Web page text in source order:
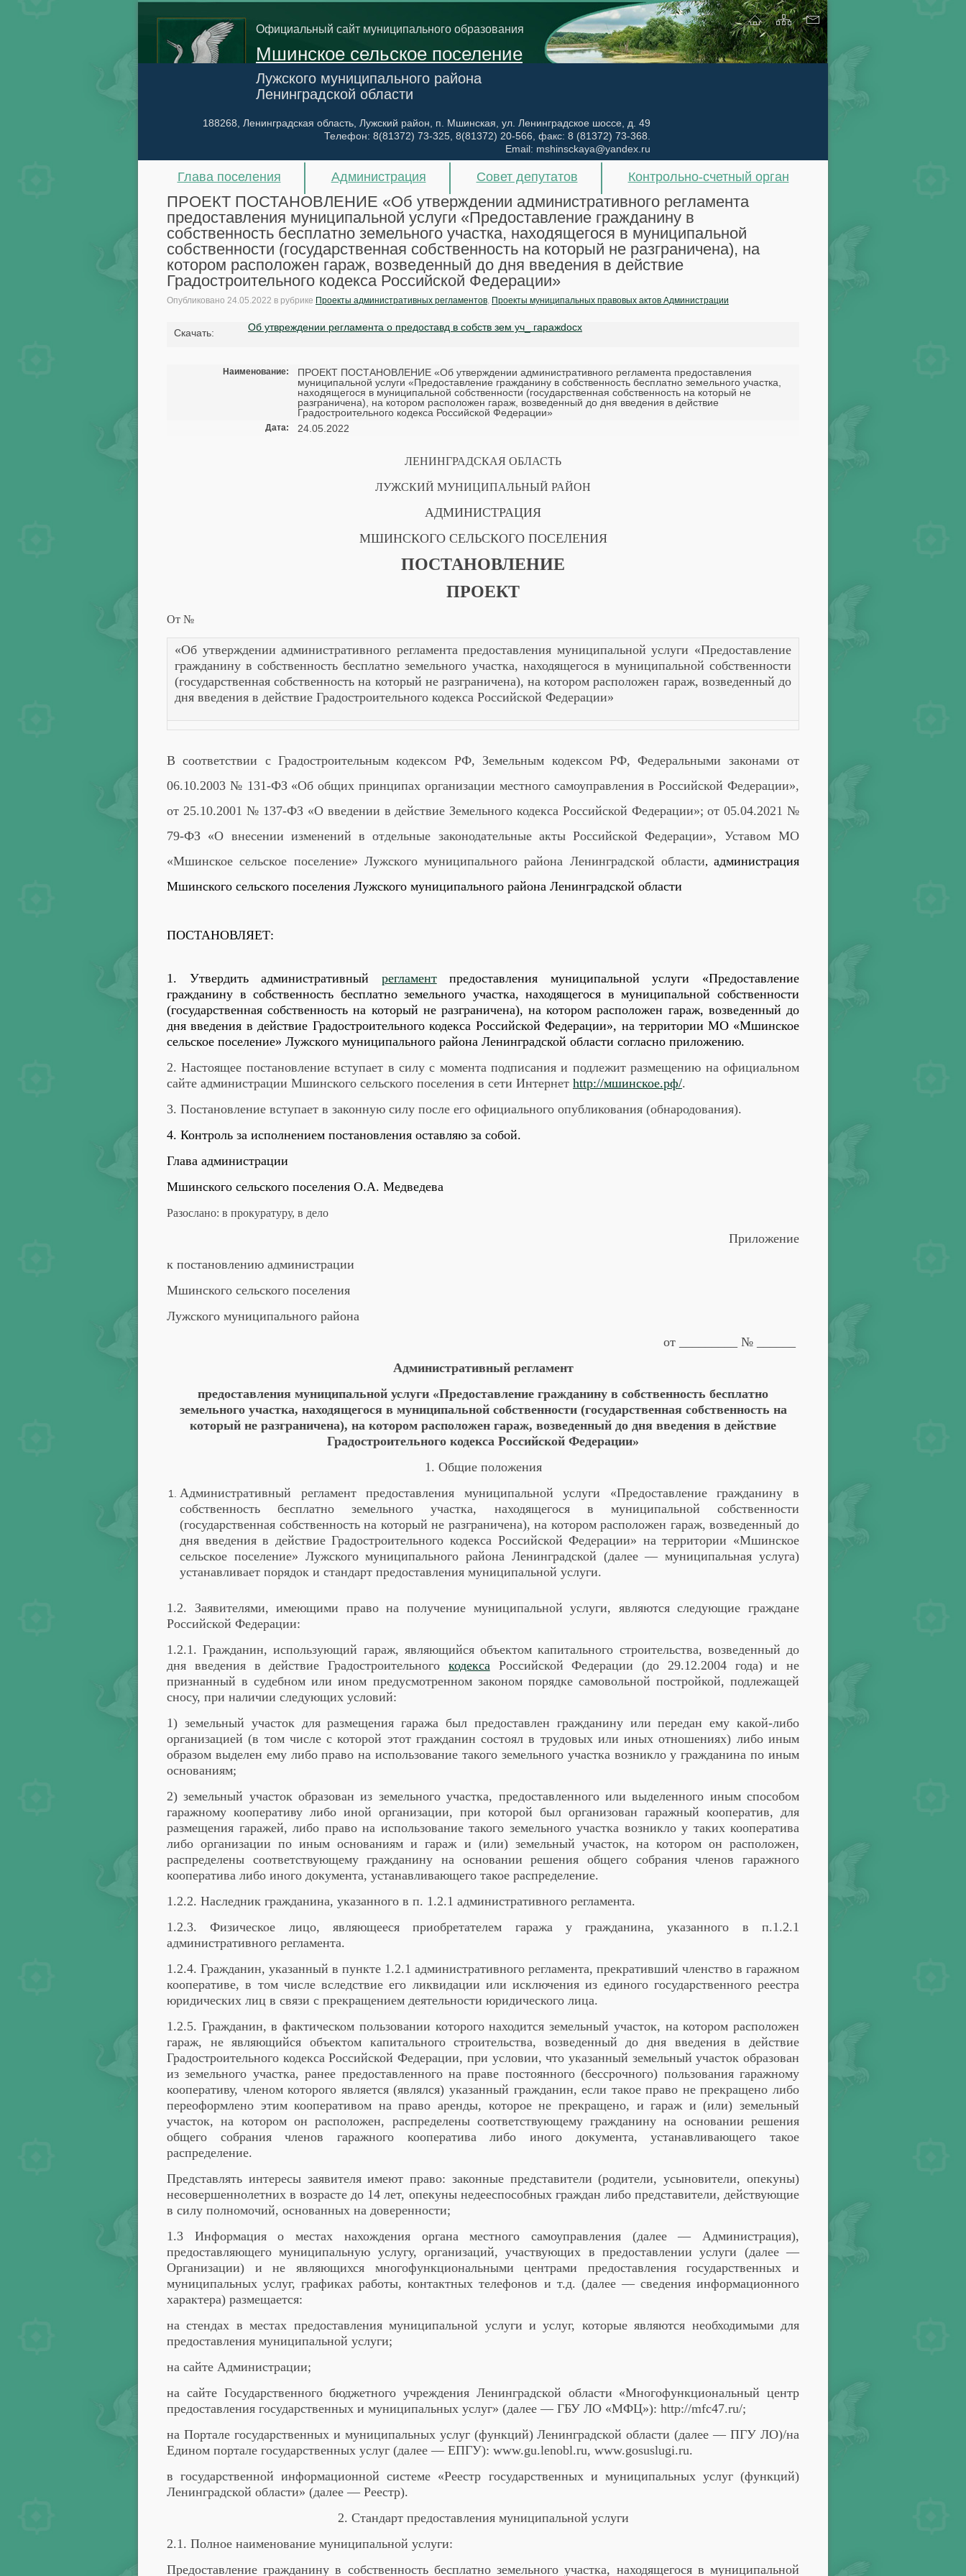
Официальный сайт муниципального образования
Мшинское сельское поселение
Лужского муниципального района
Ленинградской области
188268, Ленинградская область, Лужский район, п. Мшинская, ул. Ленинградское шоссе, д. 49
Телефон: 8(81372) 73-325, 8(81372) 20-566 , факс: 8 (81372) 73-368
Email: mshinsckaya@yandex.ru
Глава поселения Администрация Совет депутатов Контрольно-счетный орган
ПРОЕКТ ПОСТАНОВЛЕНИЕ «Об утверждении административного регламента
предоставления муниципальной услуги «Предоставление гражданину в
собственность бесплатно земельного участка, находящегося в муниципальной
собственности (государственная собственность на который не разграничена), на
котором расположен гараж, возведенный до дня введения в действие
Градостроительного кодекса Российской Федерации»
Опубликовано 24.05.2022 в рубрике Проекты административных регламентов, Проекты муниципальных правовых актов Администрации
Cкачать: Об утвреждении регламента о предоставд в собств зем уч_ гаражdocx
Наименование:
ПРОЕКТ ПОСТАНОВЛЕНИЕ «Об утверждении административного регламента предоставления
муниципальной услуги «Предоставление гражданину в собственность бесплатно земельного участка,
находящегося в муниципальной собственности (государственная собственность на который не
разграничена), на котором расположен гараж, возведенный до дня введения в действие
Градостроительного кодекса Российской Федерации»
Дата: 24.05.2022
ЛЕНИНГРАДСКАЯ ОБЛАСТЬ
ЛУЖСКИЙ МУНИЦИПАЛЬНЫЙ РАЙОН
АДМИНИСТРАЦИЯ
МШИНСКОГО СЕЛЬСКОГО ПОСЕЛЕНИЯ
ПОСТАНОВЛЕНИЕ
ПРОЕКТ
От №
«Об утверждении административного регламента предоставления муниципальной услуги «Предоставление
гражданину в собственность бесплатно земельного участка, находящегося в муниципальной собственности
(государственная собственность на который не разграничена), на котором расположен гараж, возведенный до
дня введения в действие Градостроительного кодекса Российской Федерации»
В соответствии с Градостроительным кодексом РФ, Земельным кодексом РФ, Федеральными законами от
06.10.2003 № 131-ФЗ «Об общих принципах организации местного самоуправления в Российской Федерации»,
от 25.10.2001 № 137-ФЗ «О введении в действие Земельного кодекса Российской Федерации»;от 05.04.2021 №
79-ФЗ «О внесении изменений в отдельные законодательные акты Российской Федерации», Уставом МО
«Мшинское сельское поселение» Лужского муниципального района Ленинградской области, администрация
Мшинского сельского поселения Лужского муниципального района Ленинградской области
ПОСТАНОВЛЯЕТ:
1. Утвердить административный регламентпредоставления муниципальной услуги «Предоставление
гражданину в собственность бесплатно земельного участка, находящегося в муниципальной собственности
(государственная собственность на который не разграничена), на котором расположен гараж, возведенный до
дня введения в действие Градостроительного кодекса Российской Федерации», на территории МО «Мшинское
сельское поселение» Лужского муниципального района Ленинградской области согласно приложению.
2.Настоящее постановление вступает в силу с момента подписания и подлежит размещению на официальном
сайте администрации Мшинского сельского поселения в сети Интернет http://мшинское.рф/.
3. Постановление вступает в законную силу после его официального опубликования (обнародования).
4. Контроль за исполнением постановления оставляю за собой.
Глава администрации
Мшинского сельского поселения О.А. Медведева
Разослано: в прокуратуру, в дело
Приложение
к постановлению администрации
Мшинского сельского поселения
Лужского муниципального района
от _________ № ______
Административный регламент
предоставления муниципальной услуги «Предоставление гражданину в собственность бесплатно
земельного участка, находящегося в муниципальной собственности (государственная собственность на
который не разграничена), на котором расположен гараж, возведенный до дня введения в действие
Градостроительного кодекса Российской Федерации»
1. Общие положения
Административный регламент предоставления муниципальной услуги «Предоставление гражданину в
собственность бесплатно земельного участка, находящегося в муниципальной собственности
(государственная собственность на который не разграничена), на котором расположен гараж, возведенный до
дня введения в действие Градостроительного кодекса Российской Федерации» на территории «Мшинское
сельское поселение» Лужского муниципального района Ленинградской (далее — муниципальная услуга)
устанавливает порядок и стандарт предоставления муниципальной услуги.
1.2. Заявителями, имеющими право на получение муниципальной услуги, являются следующие граждане
Российской Федерации:
1.2.1. Гражданин, использующий гараж, являющийся объектом капитального строительства, возведенный до
дня введения в действие Градостроительного кодексаРоссийской Федерации (до 29.12.2004 года) и не
признанный в судебном или ином предусмотренном законом порядке самовольной постройкой, подлежащей
сносу, при наличии следующих условий:
1) земельный участок для размещения гаража был предоставлен гражданину или передан ему какой-либо
организацией (в том числе с которой этот гражданин состоял в трудовых или иных отношениях) либо иным
образом выделен ему либо право на использование такого земельного участка возникло у гражданина по иным
основаниям;
2) земельный участок образован из земельного участка, предоставленного или выделенного иным способом
гаражному кооперативу либо иной организации, при которой был организован гаражный кооператив, для
размещения гаражей, либо право на использование такого земельного участка возникло у таких кооператива
либо организации по иным основаниям и гараж и (или) земельный участок, на котором он расположен,
распределены соответствующему гражданину на основании решения общего собрания членов гаражного
кооператива либо иного документа, устанавливающего такое распределение.
1.2.2. Наследник гражданина, указанного в п. 1.2.1 административного регламента.
1.2.3. Физическое лицо, являющееся приобретателем гаража у гражданина, указанного в п.1.2.1
административного регламента.
1.2.4. Гражданин, указанный в пункте 1.2.1 административного регламента, прекративший членство в гаражном
кооперативе, в том числе вследствие его ликвидации или исключения из единого государственного реестра
юридических лиц в связи с прекращением деятельности юридического лица.
1.2.5. Гражданин, в фактическом пользовании которого находится земельный участок, на котором расположен
гараж, не являющийся объектом капитального строительства, возведенный до дня введения в действие
Градостроительного кодекса Российской Федерации, при условии, что указанный земельный участок образован
из земельного участка, ранее предоставленного на праве постоянного (бессрочного) пользования гаражному
кооперативу, членом которого является (являлся) указанный гражданин, если такое право не прекращено либо
переоформлено этим кооперативом на право аренды, которое не прекращено, и гараж и (или) земельный
участок, на котором он расположен, распределены соответствующему гражданину на основании решения
общего собрания членов гаражного кооператива либо иного документа, устанавливающего такое
распределение.
Представлять интересы заявителя имеют право: законные представители (родители, усыновители, опекуны)
несовершеннолетних в возрасте до 14 лет, опекуны недееспособных граждан либо представители, действующие
в силу полномочий, основанных на доверенности;
1.3 Информация о местах нахождения органа местного самоуправления (далее — Администрация),
предоставляющего муниципальную услугу, организаций, участвующих в предоставлении услуги (далее —
Организации) и не являющихся многофункциональными центрами предоставления государственных и
муниципальных услуг, графиках работы, контактных телефонов и т.д. (далее — сведения информационного
характера) размещается:
на стендах в местах предоставления муниципальной услуги и услуг, которые являются необходимыми для
предоставления муниципальной услуги;
на сайте Администрации;
на сайте Государственного бюджетного учреждения Ленинградской области «Многофункциональный центр
предоставления государственных и муниципальных услуг» (далее — ГБУ ЛО «МФЦ»): http://mfc47.ru/;
на Портале государственных и муниципальных услуг (функций) Ленинградской области (далее — ПГУ ЛО)/на
Едином портале государственных услуг (далее — ЕПГУ): www.gu.lenobl.ru, www.gosuslugi.ru.
в государственной информационной системе «Реестр государственных и муниципальных услуг (функций)
Ленинградской области» (далее — Реестр).
2. Стандарт предоставления муниципальной услуги
2.1. Полное наименование муниципальной услуги:
Предоставление гражданину в собственность бесплатно земельного участка, находящегося в муниципальной